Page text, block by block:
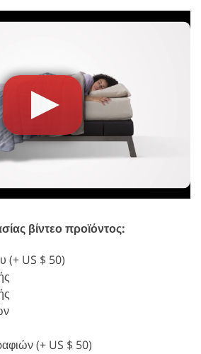
βίντεο προϊόντος:
(+ US $ 50)
(+ US $ 50)